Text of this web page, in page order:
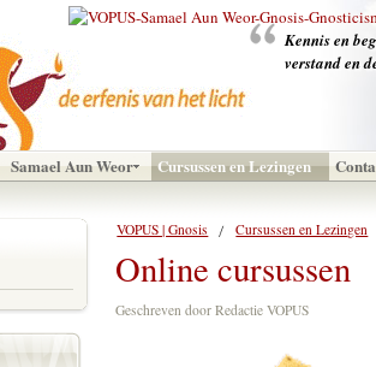
‪Kennis en
verstand en
Samael Aun Weor Cursussen en Lezingen
VOPUS | Gnosis Cursussen en Lezingen
Online cursussen
Geschreven door Redactie VOPUS